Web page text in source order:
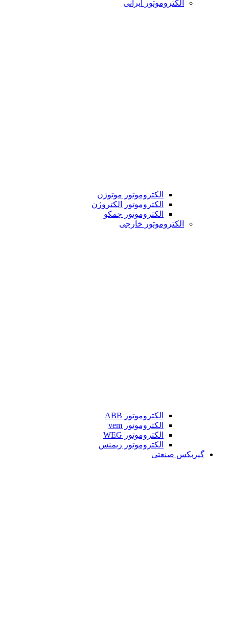
الکتروموتور ایرانی
الکتروموتور موتوژن
الکتروموتور الکتروژن
الکتروموتور جمکو
الکتروموتور خارجی
الکتروموتور ABB
الکتروموتور vem
الکتروموتور WEG
الکتروموتور زیمنس
گیربکس صنعتی